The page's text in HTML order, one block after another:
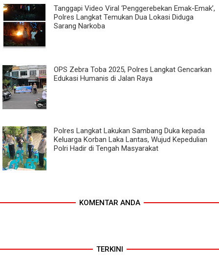
Tanggapi Video Viral ‘Penggerebekan Emak-Emak’,
Polres Langkat Temukan Dua Lokasi Diduga
Sarang Narkoba
OPS Zebra Toba 2025, Polres Langkat Gencarkan
Edukasi Humanis di Jalan Raya
Polres Langkat Lakukan Sambang Duka kepada
Keluarga Korban Laka Lantas, Wujud Kepedulian
Polri Hadir di Tengah Masyarakat
KOMENTAR ANDA
TERKINI